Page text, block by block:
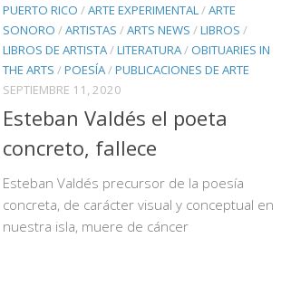
PUERTO RICO /ARTE EXPERIMENTAL/ARTE
SONORO /ARTISTAS /ARTS NEWS /LIBROS /
LIBROS DE ARTISTA/LITERATURA/ OBITUARIES IN
THE ARTS /POESÍA/PUBLICACIONES DE ARTE
SEPTIEMBRE 11, 2020
Esteban Valdés el poeta
concreto, fallece
Esteban Valdés precursor de la poesía
concreta, de carácter visual y conceptual en
nuestra isla, muere de cáncer